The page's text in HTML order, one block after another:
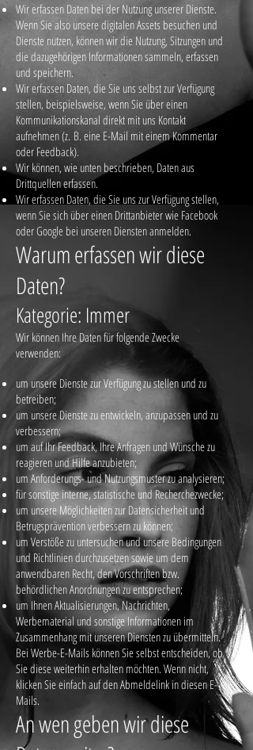
Wir erfassen Daten bei der Nutzung unserer Dienste.
Wenn Sie also unsere digitalen Assets besuchen und
Dienste nutzen, können wir die Nutzung, Sitzungen und
die dazugehörigen Informationen sammeln, erfassen
und speichern.
Wir erfassen Daten, die Sie uns selbst zur Verfügung
stellen, beispielsweise, wenn Sie über einen
Kommunikationskanal direkt mit uns Kontakt
aufnehmen (z. B. eine E-Mail mit einem Kommentar
oder Feedback).
Wir können, wie unten beschrieben, Daten aus
Drittquellen erfassen.
Wir erfassen Daten, die Sie uns zur Verfügung stellen,
wenn Sie sich über einen Drittanbieter wie Facebook
oder Google bei unseren Diensten anmelden.
Warum erfassen wir diese
Daten?
Kategorie: Immer
Wir können Ihre Daten für folgende Zwecke
verwenden:
um unsere Dienste zur Verfügung zu stellen und zu
betreiben;
um unsere Dienste zu entwickeln, anzupassen und zu
verbessern;
um auf Ihr Feedback, Ihre Anfragen und Wünsche zu
reagieren und Hilfe anzubieten;
um Anforderungs- und Nutzungsmuster zu analysieren;
für sonstige interne, statistische und Recherchezwecke;
um unsere Möglichkeiten zur Datensicherheit und
Betrugsprävention verbessern zu können;
um Verstöße zu untersuchen und unsere Bedingungen
und Richtlinien durchzusetzen sowie um dem
anwendbaren Recht, den Vorschriften bzw.
behördlichen Anordnungen zu entsprechen;
um Ihnen Aktualisierungen, Nachrichten,
Werbematerial und sonstige Informationen im
Zusammenhang mit unseren Diensten zu übermitteln.
Bei Werbe-E-Mails können Sie selbst entscheiden, ob
Sie diese weiterhin erhalten möchten. Wenn nicht,
klicken Sie einfach auf den Abmeldelink in diesen E-
Mails.
An wen geben wir diese